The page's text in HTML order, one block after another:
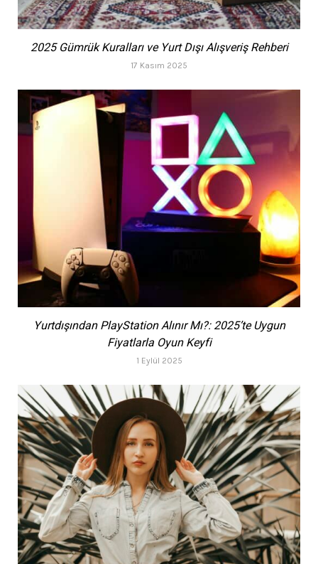
2025 Gümrük Kuralları ve Yurt Dışı Alışveriş Rehberi
17 Kasım 2025
Yurtdışından PlayStation Alınır Mı?: 2025’te Uygun
Fiyatlarla Oyun Keyfi
1 Eylül 2025